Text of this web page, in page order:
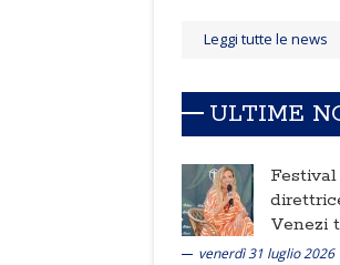
Leggi tutte le news
ULTIME
Venezi
venerdì 31 luglio 2026